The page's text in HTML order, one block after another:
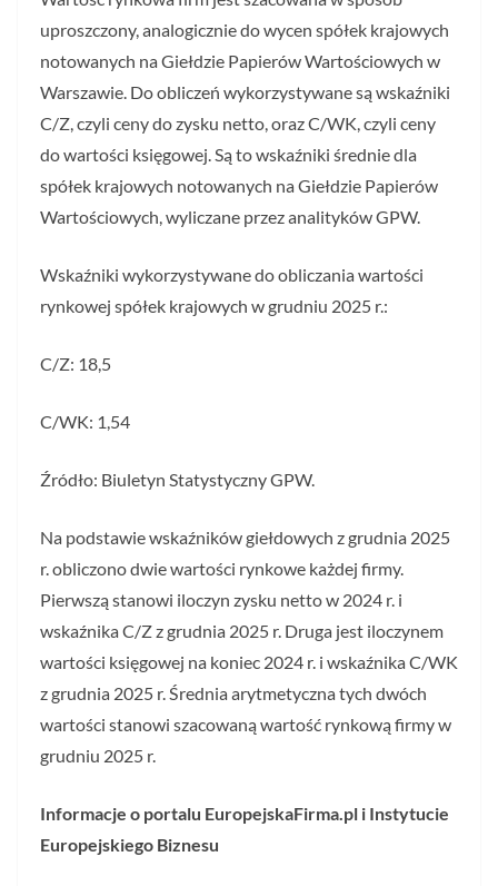
uproszczony, analogicznie do wycen spółek krajowych
notowanych na Giełdzie Papierów Wartościowych w
Warszawie. Do obliczeń wykorzystywane są wskaźniki
C/Z, czyli ceny do zysku netto, oraz C/WK, czyli ceny
do wartości księgowej. Są to wskaźniki średnie dla
spółek krajowych notowanych na Giełdzie Papierów
Wartościowych, wyliczane przez analityków GPW.
Wskaźniki wykorzystywane do obliczania wartości
rynkowej spółek krajowych w grudniu 2025 r.:
C/Z: 18,5
C/WK: 1,54
Źródło: Biuletyn Statystyczny GPW.
Na podstawie wskaźników giełdowych z grudnia 2025
r. obliczono dwie wartości rynkowe każdej firmy.
Pierwszą stanowi iloczyn zysku netto w 2024 r. i
wskaźnika C/Z z grudnia 2025 r. Druga jest iloczynem
wartości księgowej na koniec 2024 r. i wskaźnika C/WK
z grudnia 2025 r. Średnia arytmetyczna tych dwóch
wartości stanowi szacowaną wartość rynkową firmy w
grudniu 2025 r.
Informacje o portalu EuropejskaFirma.pl i Instytucie
Europejskiego Biznesu